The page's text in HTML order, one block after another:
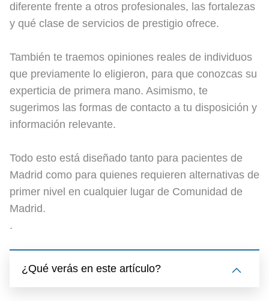
diferente frente a otros profesionales, las fortalezas
y qué clase de servicios de prestigio ofrece.
También te traemos opiniones reales de individuos
que previamente lo eligieron, para que conozcas su
experticia de primera mano. Asimismo, te
sugerimos las formas de contacto a tu disposición y
información relevante.
Todo esto está diseñado tanto para pacientes de
Madrid como para quienes requieren alternativas de
primer nivel en cualquier lugar de Comunidad de
Madrid.
.
¿Qué verás en este artículo?